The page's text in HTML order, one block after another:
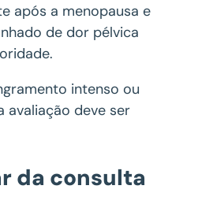
após a menopausa e
de dor pélvica
intenso ou
avaliação deve ser
da consulta